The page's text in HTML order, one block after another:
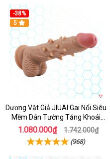
-38%
5
Dương Vật Giả JIUAI Gai Nổi Siêu
Mềm Dán Tường Tăng Khoái
Cảm
1.080.000₫ 1.742.000₫
(968)